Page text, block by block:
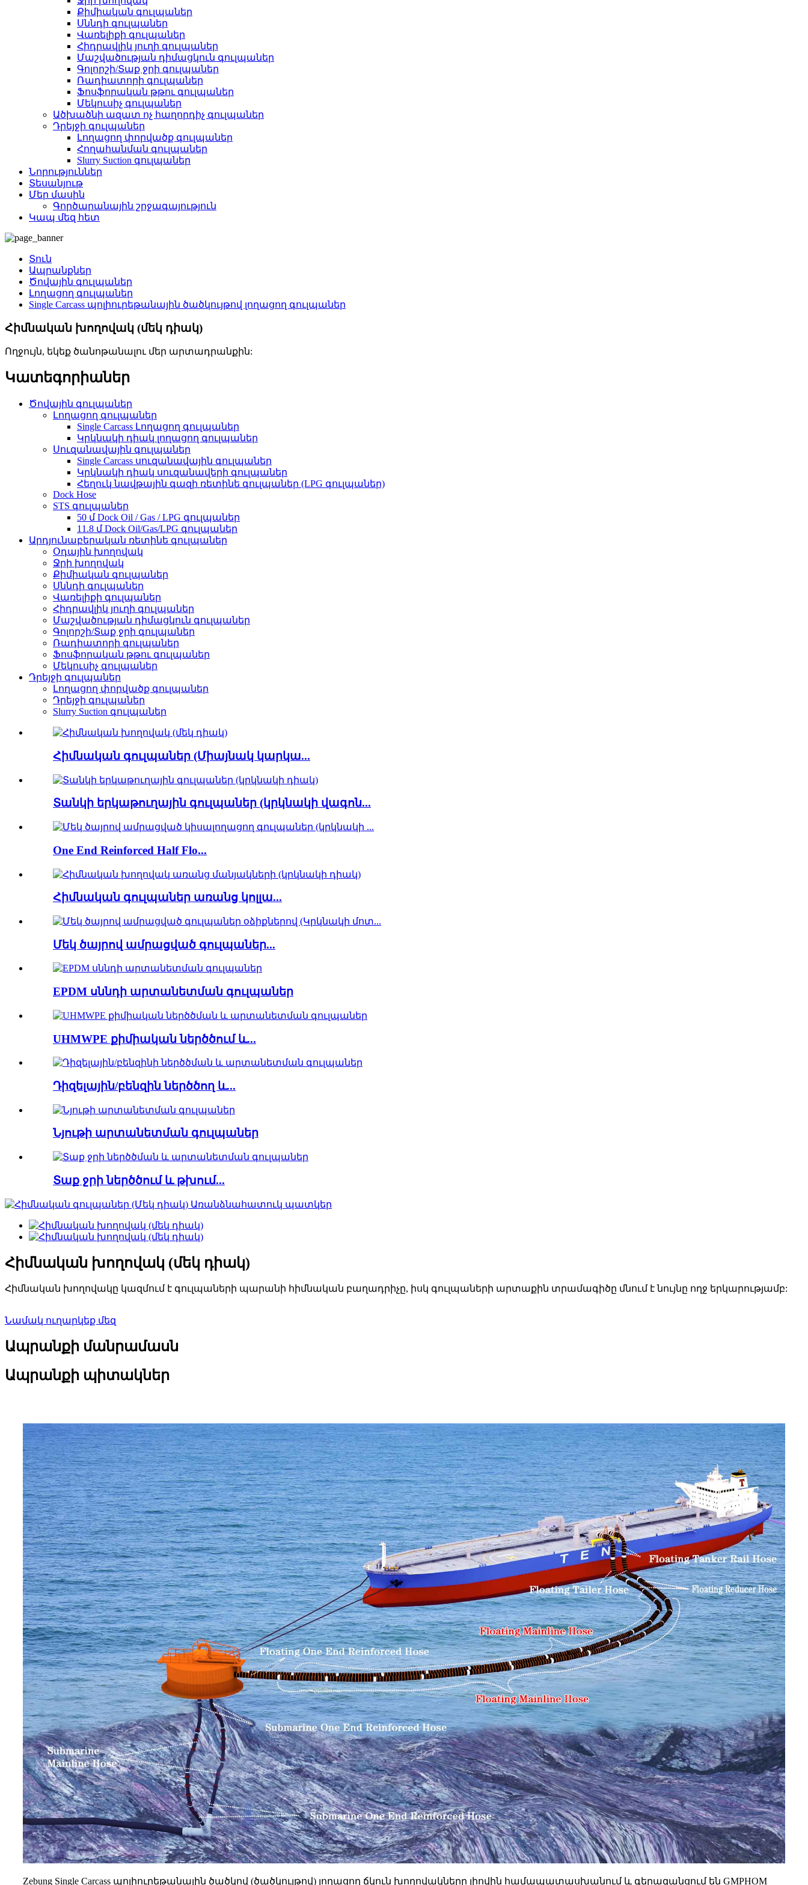
Քիմիական գուլպաներ
Սննդի գուլպաներ
Վառելիքի գուլպաներ
Հիդրավլիկ յուղի գուլպաներ
Մաշվածության դիմացկուն գուլպաներ
Գոլորշի/Տաք ջրի գուլպաներ
Ռադիատորի գուլպաներ
Ֆոսֆորական թթու գուլպաներ
Մեկուսիչ գուլպաներ
Ածխածնի ազատ ոչ հաղորդիչ գուլպաներ
Դրեյջի գուլպաներ
Լողացող փորվածք գուլպաներ
Հողահանման գուլպաներ
Slurry Suction գուլպաներ
Նորություններ
Տեսանյութ
Մեր մասին
Գործարանային շրջագայություն
Կապ մեզ հետ
Տուն
Ապրանքներ
Ծովային գուլպաներ
Լողացող գուլպաներ
Single Carcass պոլիուրեթանային ծածկույթով լողացող գուլպաներ
Հիմնական խողովակ (մեկ դիակ)
Ողջույն, եկեք ծանոթանալու մեր արտադրանքին:
Կատեգորիաներ
Ծովային գուլպաներ
Լողացող գուլպաներ
Single Carcass Լողացող գուլպաներ
Կրկնակի դիակ լողացող գուլպաներ
Սուզանավային գուլպաներ
Single Carcass սուզանավային գուլպաներ
Կրկնակի դիակ սուզանավերի գուլպաներ
Հեղուկ նավթային գազի ռետինե գուլպաներ (LPG գուլպաներ)
Dock Hose
STS գուլպաներ
50 մ Dock Oil / Gas / LPG գուլպաներ
11.8 մ Dock Oil/Gas/LPG գուլպաներ
Արդյունաբերական ռետինե գուլպաներ
Օդային խողովակ
Ջրի խողովակ
Քիմիական գուլպաներ
Սննդի գուլպաներ
Վառելիքի գուլպաներ
Հիդրավլիկ յուղի գուլպաներ
Մաշվածության դիմացկուն գուլպաներ
Գոլորշի/Տաք ջրի գուլպաներ
Ռադիատորի գուլպաներ
Ֆոսֆորական թթու գուլպաներ
Մեկուսիչ գուլպաներ
Դրեյջի գուլպաներ
Լողացող փորվածք գուլպաներ
Դրեյջի գուլպաներ
Slurry Suction գուլպաներ
Հիմնական գուլպաներ (Միայնակ կարկա...
Տանկի երկաթուղային գուլպաներ (կրկնակի վագոն...
One End Reinforced Half Flo...
Հիմնական գուլպաներ առանց կոլլա...
Մեկ ծայրով ամրացված գուլպաներ...
EPDM սննդի արտանետման գուլպաներ
UHMWPE քիմիական ներծծում և...
Դիզելային/բենզին ներծծող և...
Նյութի արտանետման գուլպաներ
Տաք ջրի ներծծում և թխում...
Հիմնական խողովակ (մեկ դիակ)
Հիմնական խողովակը կազմում է գուլպաների պարանի հիմնական բաղադրիչը, իսկ գուլպաների արտաքին տրամագիծը մնում է նույնը ողջ երկարությամբ:
Նամակ ուղարկեք մեզ
Ապրանքի մանրամասն
Ապրանքի պիտակներ
Zebung Single Carcass պոլիուրեթանային ծածկով (ծածկույթով) լողացող ճկուն խողովակները լիովին համապատասխանում և գերազանցում են GMPHOM